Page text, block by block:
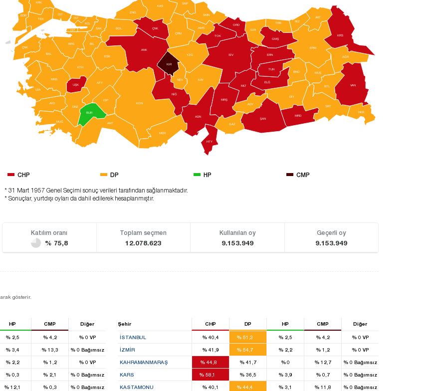
ADN
ADY
AFY
AĞR
AMS
ANK
ANT
ART
AYD
BAL
BİL
BNG
BTL
BOL
BUR
BRS
ÇNK
ÇNK
ÇRM
DNZ
DİY
EDR
ELĞ
ERN
ERM
ESK
GAZ
GİR
GMŞ
HKR
HTY
ISP
MER
İST
İST
İST
İZR
KRS
KAS
KAY
KRK
KIR
KCL
KON
KTH
M LT
MNS
MRŞ
MRD
MUĞ
MUŞ
NEV
NİĞ
ORD
RİZ
SAK
SMN
SRT
SNP
SİV
TEK
TOK
TRB
TUN
ŞAN
UŞK VAN
YZG
ZNG
CHP DP HP CMP
* 31 Mart 1957 Genel Seçimi sonuç verileri tarafından sağlanmaktadır.
* Sonuçlar, yurtdışı oyları da dahil edilerek hesaplanmıştır.
Katılım oranı
% 75,8
Toplam seçmen
12.078.623
Kullanılan oy
9.153.949
Geçerli oy
9.153.949
gösterir.
HP CMP Diğer Şehir CHP DP HP CMP Diğer
% 2,5 % 4,2 % 0 VP
% 3,4 % 13,3 % 0 Bağımsız
% 2,2 % 1,2 % 0 VP
% 0,3 % 2,1 % 0 Bağımsız
% 12,1 % 0,3 % 0 Bağımsız
İSTANBUL % 40,4 %51,3 % 2,5 % 4,2 % 0 VP
İZMIR % 41,9 %54,7 % 2,2 % 1,2 % 0 VP
KAHRAMANMARAŞ % 44,8 % 41,7 %0 % 12,7 % 0 Bağımsız
KARS %58,1 % 36,5 % 3,9 % 0,7 % 0 Bağımsız
KASTAMONU % 40,1 %44,4 % 3,1 % 11,8 % 0 Bağımsız